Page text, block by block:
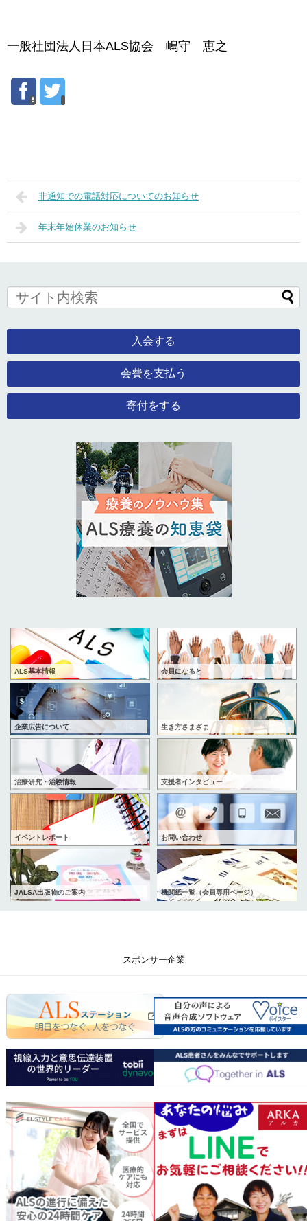
一般社団法人日本ALS協会 嶋守 恵之
非通知での電話対応についてのお知らせ
年末年始休業のお知らせ
入会する
会費を支払う
寄付をする
ALS基本情報 会員になると
企業広告について 生き方さまざま
治療研究・治験情報 支援者インタビュー
イベントレポート お問い合わせ
JALSA出版物のご案内 機関紙一覧（会員専用ページ）
スポンサー企業